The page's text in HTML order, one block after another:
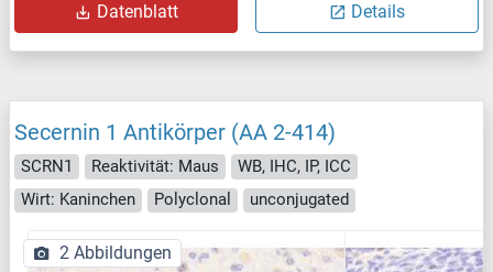
Datenblatt Details
Secernin 1 Antikörper (AA 2-414)
SCRN1 Reaktivität: Maus
WB, IHC, IP, ICC
Wirt: Kaninchen
Polyclonal unconjugated
2 Abbildungen